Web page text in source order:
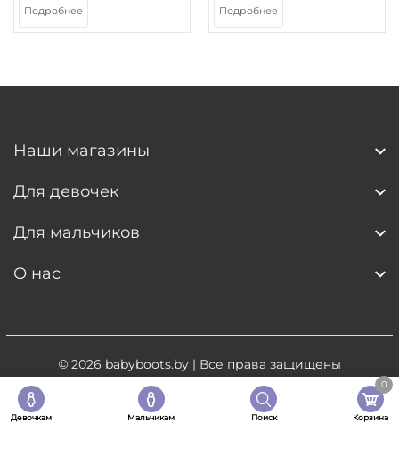
Девочкам Мальчикам Поиск Корзина
0
Подробнее Подробнее
Наши магазины
Для девочек
Для мальчиков
О нас
© 2026 babyboots.by| Все права защищены
Разработка сайта - 5digital.by